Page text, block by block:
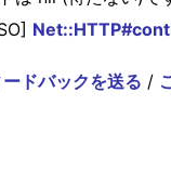
ドバックを送る /